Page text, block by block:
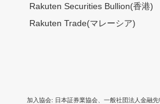
Rakuten Securities Bullion(香港)
Rakuten Trade(マレーシア)
加入協会 日本証券業協会 一般社団法人金融